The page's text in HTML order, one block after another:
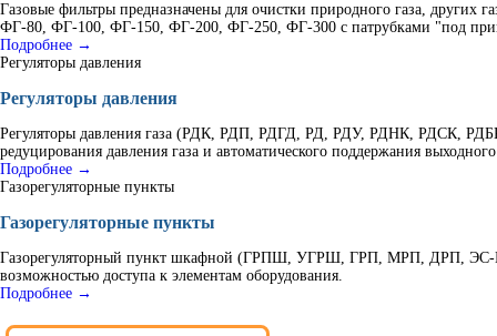
Газовые фильтры предназначены для очистки природного газа, других
ФГ-80, ФГ-100, ФГ-150, ФГ-200, ФГ-250, ФГ-300 с патрубками "под
Подробнее →
Регуляторы давления
Регуляторы давления
Регуляторы давления газа (РДК, РДП, РДГД, РД, РДУ, РДНК, РДСК,
редуцирования давления газа и автоматического поддержания
Подробнее →
Газорегуляторные пункты
Газорегуляторные пункты
Газорегуляторный пункт шкафной (ГРПШ, УГРШ, ГРП, МРП, ДРП, ЭС-
возможностью доступа к элементам оборудования.
Подробнее →